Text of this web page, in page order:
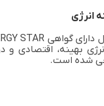
انرژی
بهینه، اقتصادی و
شده است.